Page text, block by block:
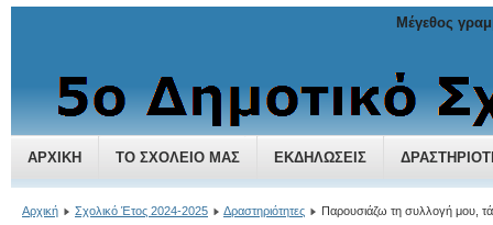
5ο Δημοτικό Σχολείο Χαλανδρίου
ΑΡΧΙΚΉ ΤΟ ΣΧΟΛΕΊΟ ΜΑΣ ΕΚΔΗΛΏΣΕΙΣ
Μέγεθος
Αρχική Σχολικό Έτος 2024-2025 Δραστηριότητες Παρουσιάζω τη συλλογή μου,